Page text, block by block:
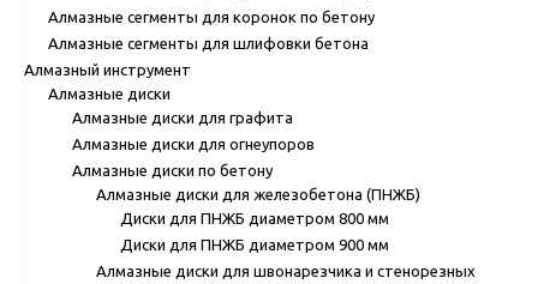
Алмазные сегменты для коронок по бетону
Алмазные сегменты для шлифовки бетона
Алмазный инструмент
Алмазные диски
Алмазные диски для графита
Алмазные диски для огнеупоров
Алмазные диски по бетону
Алмазные диски для железобетона (ПНЖБ)
Диски для ПНЖБ диаметром 800 мм
Диски для ПНЖБ диаметром 900 мм
Алмазные диски для швонарезчика и стенорезных